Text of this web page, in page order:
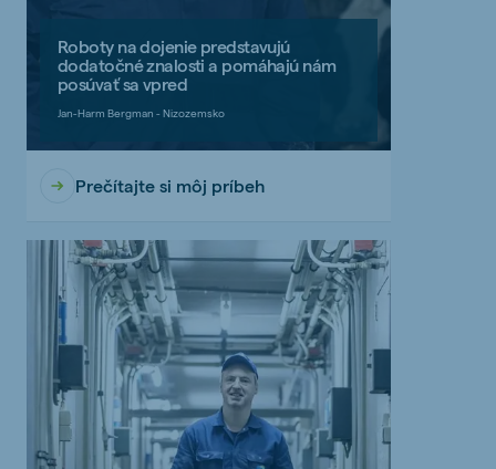
Roboty na dojenie predstavujú
dodatočné znalosti a pomáhajú nám
posúvať sa vpred
Jan-Harm Bergman - Nizozemsko
Prečítajte si môj príbeh